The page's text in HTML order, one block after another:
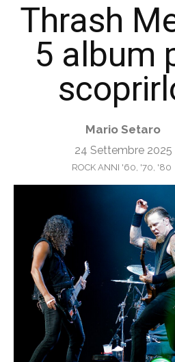
Thrash
5 album
Mario Setaro
24 Settembre 2025
ROCK ANNI '60, '70, '80